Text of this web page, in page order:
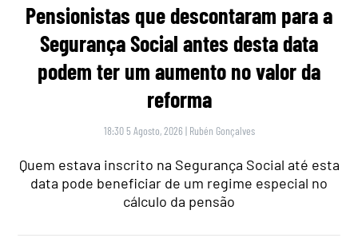
Pensionistas que descontaram para a
Segurança Social antes desta data
podem ter um aumento no valor da
reforma
18:30 5 Agosto, 2026 | Rubén Gonçalves
Quem estava inscrito na Segurança Social até esta
data pode beneficiar de um regime especial no
cálculo da pensão